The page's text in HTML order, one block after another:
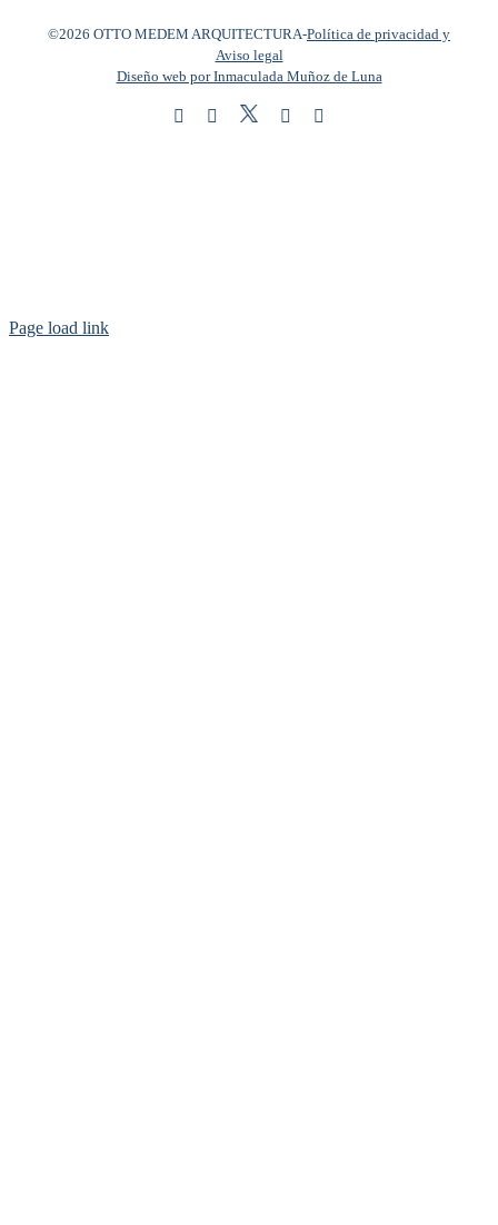
©2026 OTTO MEDEM ARQUITECTURA-Política de privacidad y
Aviso legal
Diseño web por Inmaculada Muñoz de Luna
InstagramFacebook
Twitter LinkedIn
Page load link